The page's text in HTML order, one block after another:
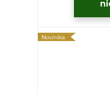
Novinka